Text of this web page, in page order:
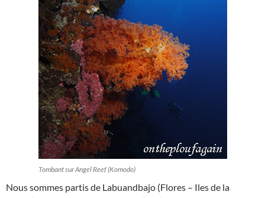
Tombant sur Angel Reef (Komodo)
Nous sommes partis de Labuandbajo (Flores – Iles de la